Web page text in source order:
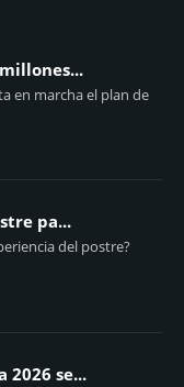
en marcha el plan de
pa...
del postre?
2026 se...